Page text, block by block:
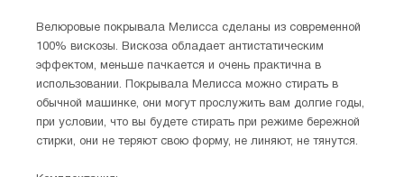
Велюровые покрывала Мелисса сделаны из современной
100% вискозы. Вискоза обладает антистатическим
эффектом, меньше пачкается и очень практична в
использовании. Покрывала Мелисса можно стирать в
обычной машинке, они могут прослужить вам долгие годы,
при условии, что вы будете стирать при режиме бережной
стирки, они не теряют свою форму, не линяют, не тянутся.